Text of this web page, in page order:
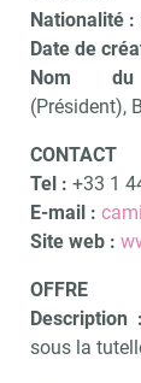
Nationalité :
Date de
Nom
(Président),
CONTACT
Tel : +33 1
E-mail :
Site web :
OFFRE
Description :
sous la